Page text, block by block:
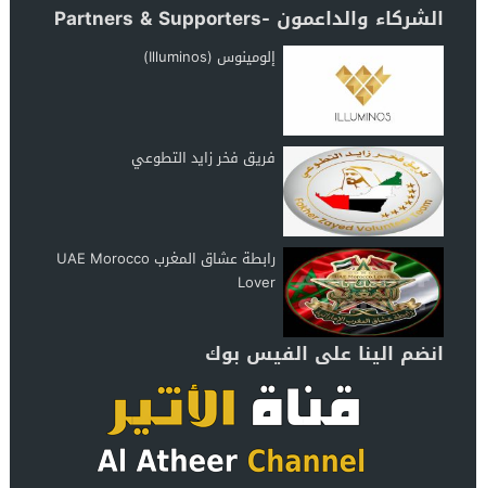
الشركاء والداعمون -Partners & Supporters
إلومينوس (Illuminos)
فريق فخر زايد التطوعي
رابطة عشاق المغرب UAE Morocco
Lover
انضم الينا على الفيس بوك